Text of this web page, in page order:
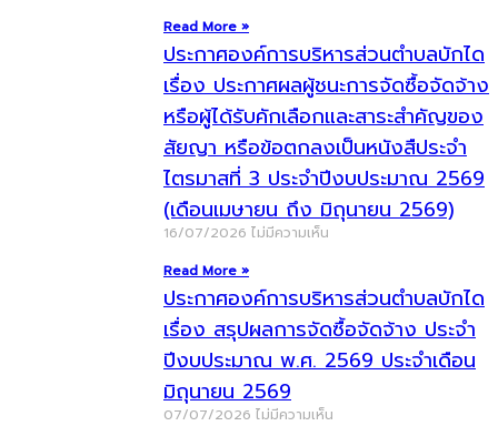
Read More »
ประกาศองค์การบริหารส่วนตำบลบักได
เรื่อง ประกาศผลผู้ชนะการจัดซื้อจัดจ้าง
หรือผู้ได้รับคักเลือกและสาระสำคัญของ
สัยญา หรือข้อตกลงเป็นหนังสืประจำ
ไตรมาสที่ 3 ประจำปีงบประมาณ 2569
(เดือนเมษายน ถึง มิถุนายน 2569)
16/07/2026 ไม่มีความเห็น
Read More »
ประกาศองค์การบริหารส่วนตำบลบักได
เรื่อง สรุปผลการจัดซื้อจัดจ้าง ประจำ
ปีงบประมาณ พ.ศ. 2569 ประจำเดือน
มิถุนายน 2569
07/07/2026 ไม่มีความเห็น